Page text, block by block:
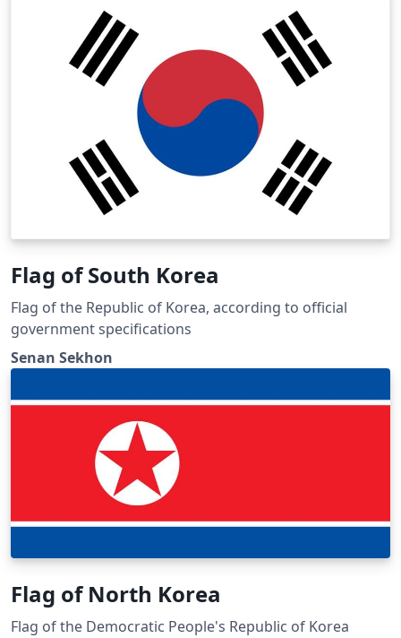
1968, refrendada en el año 2003. El archivo se halla en
la página (pp. 13-14). Los colores de la bandera han sido
tomados de la página en Wikipedia ya que la norma no
señala colores específicos para archivos informáticos.
El emblema central de la bandera es la rueda de 24
radios Ashoka Chakra, cuyo código en LaTeX fue
previamente publicado por Overleaf y fue incorporado
al diseño en TikZ. El archivo codificado ha sido
procesado como un nodo, removiéndole previamente
sus encabezados.
Flag of South Korea
Flag of the Republic of Korea, according to official
government specifications
Senan Sekhon
Flag of North Korea
Flag of the Democratic People's Republic of Korea